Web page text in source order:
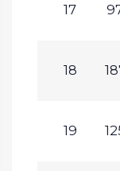
17
18
19